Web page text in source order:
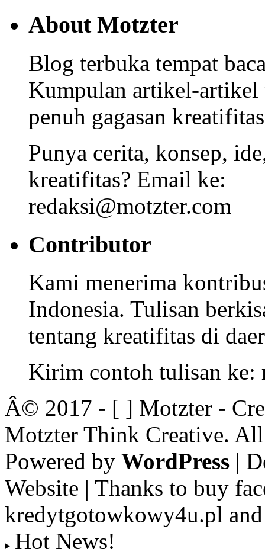
About Motzter
Blog terbuka tempat
Kumpulan artikel-artikel
penuh gagasan
Punya cerita, konsep,
kreatifitas? Email ke:
redaksi@motzter.com
Contributor
Kami menerima
Indonesia. Tulisan
tentang kreatifitas di
Kirim contoh tulisan ke:
Â© 2017 - [ ] Motzter -
Motzter Think Creative.
Powered by WordPress |
Website | Thanks to buy
kredytgotowkowy4u.pl
Hot News!